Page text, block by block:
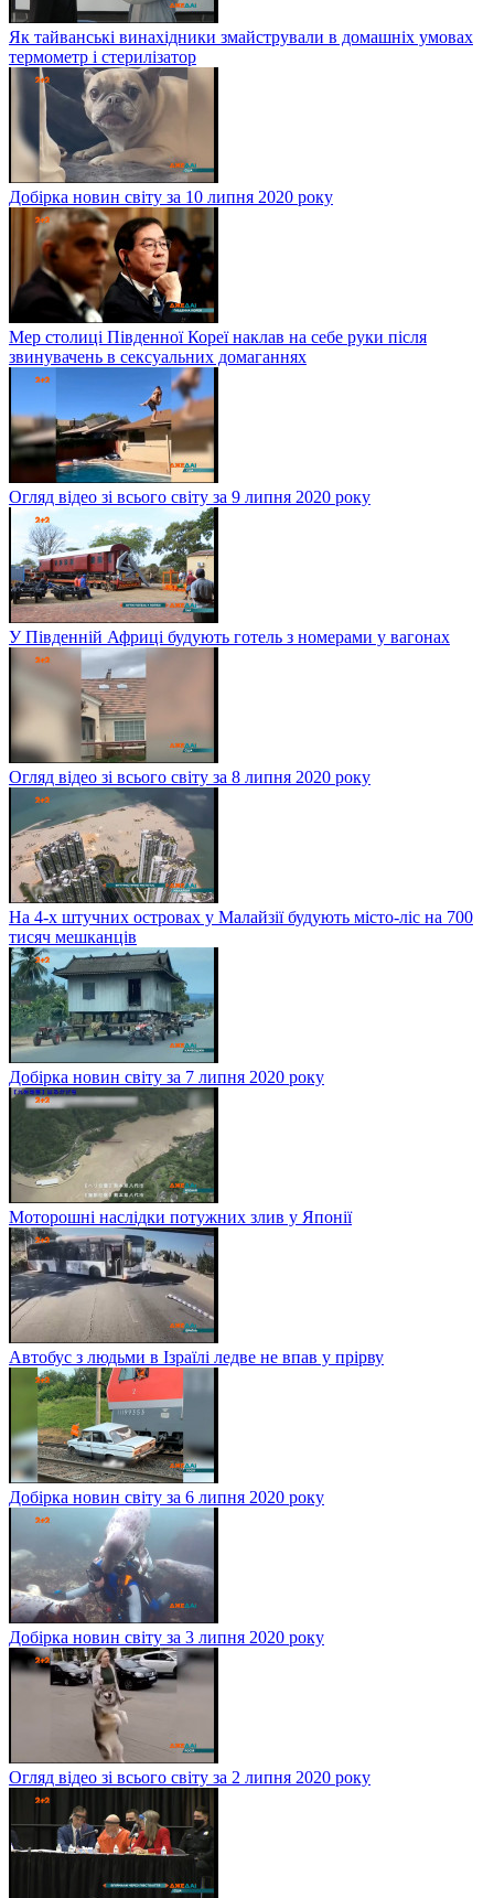
Як тайванські винахідники змайстрували в домашніх умовах
термометр і стерилізатор
Добірка новин світу за 10 липня 2020 року
Мер столиці Південної Кореї наклав на себе руки після
звинувачень в сексуальних домаганнях
Огляд відео зі всього світу за 9 липня 2020 року
У Південній Африці будують готель з номерами у вагонах
Огляд відео зі всього світу за 8 липня 2020 року
На 4-х штучних островах у Малайзії будують місто-ліс на 700
тисяч мешканців
Добірка новин світу за 7 липня 2020 року
Моторошні наслідки потужних злив у Японії
Автобус з людьми в Ізраїлі ледве не впав у прірву
Добірка новин світу за 6 липня 2020 року
Добірка новин світу за 3 липня 2020 року
Огляд відео зі всього світу за 2 липня 2020 року